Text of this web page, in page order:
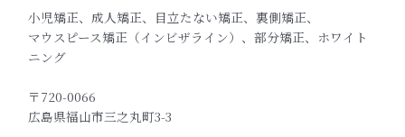
小児矯正、成人矯正、目立たない矯正、裏側矯正、
マウスピース矯正（インビザライン）、部分矯正、ホワイト
ニング
〒720-0066
広島県福山市三之丸町3-3